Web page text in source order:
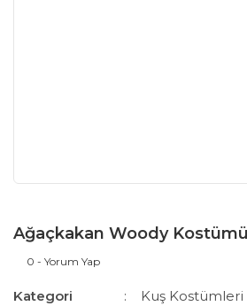
Ağaçkakan Woody Kostümü
0 - Yorum Yap
Kategori
Kuş